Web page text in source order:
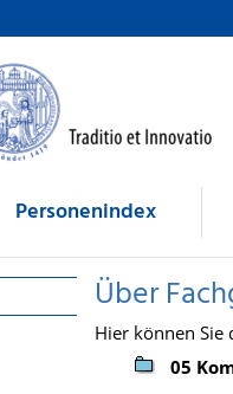
Personenindex
Über
Hier können Sie
05